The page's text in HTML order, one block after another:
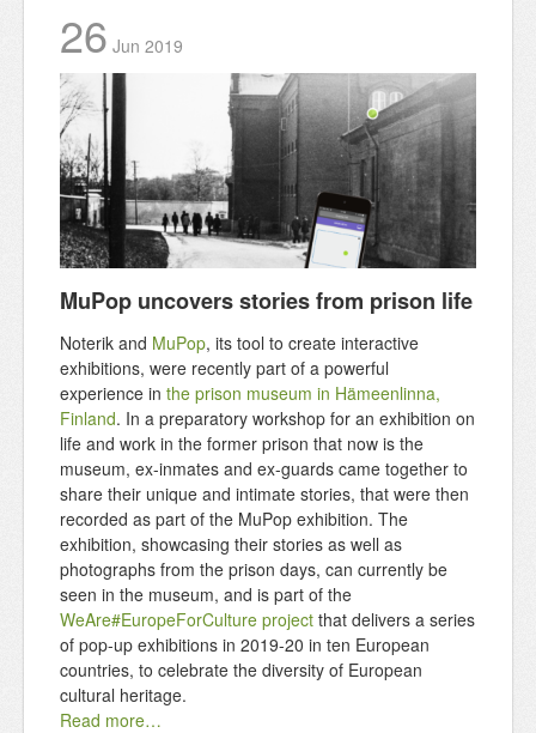
26 Jun 2019
MuPop uncovers stories from prison life
Noterik and MuPop, its tool to create interactive
exhibitions, were recently part of a powerful
experience in the prison museum in Hämeenlinna,
Finland. In a preparatory workshop for an exhibition on
life and work in the former prison that now is the
museum, ex-inmates and ex-guards came together to
share their unique and intimate stories, that were then
recorded as part of the MuPop exhibition. The
exhibition, showcasing their stories as well as
photographs from the prison days, can currently be
seen in the museum, and is part of the
WeAre#EuropeForCulture project that delivers a series
of pop-up exhibitions in 2019-20 in ten European
countries, to celebrate the diversity of European
cultural heritage.
Read more…